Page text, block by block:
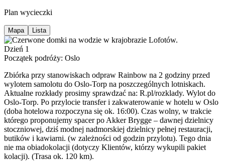
Plan wycieczki
Mapa Lista
Dzień 1
Początek podróży: Oslo
Zbiórka przy stanowiskach odpraw Rainbow na 2 godziny przed
wylotem samolotu do Oslo-Torp na poszczególnych lotniskach.
Aktualne rozkłady prosimy sprawdzać na: R.pl/rozklady. Wylot do
Oslo-Torp. Po przylocie transfer i zakwaterowanie w hotelu w Oslo
(doba hotelowa rozpoczyna się ok. 16:00). Czas wolny, w trakcie
którego proponujemy spacer po Akker Brygge – dawnej dzielnicy
stoczniowej, dziś modnej nadmorskiej dzielnicy pełnej restauracji,
butików i kawiarni. (w zależności od godzin przylotu). Tego dnia
nie ma obiadokolacji (dotyczy Klientów, którzy wykupili pakiet
kolacji). (Trasa ok. 120 km).